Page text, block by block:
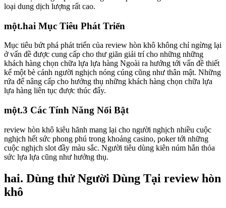
loại dung dịch lượng rất cao.
một.hai Mục Tiêu Phát Triển
Mục tiêu bứt phá phát triển của review hòn khô không chỉ ngừng lại
ở vấn đề được cung cấp cho thư giãn giải trí cho những những
khách hàng chọn chữa lựa lựa hàng Ngoài ra hướng tới vấn đề thiết
kế một bè cánh người nghịch nóng cúng cũng như thân mật. Những
rứa để nâng cấp cho hưởng thụ những khách hàng chọn chữa lựa
lựa hàng liên tục được thúc đẩy.
một.3 Các Tính Năng Nổi Bật
review hòn khô kiêu hãnh mang lại cho người nghịch nhiều cuộc
nghịch hết sức phong phú trong khoảng casino, poker tới những
cuộc nghịch slot đầy màu sắc. Người tiêu dùng kiên núm hẳn thỏa
sức lựa lựa cũng như hưởng thụ.
hai. Dùng thử Người Dùng Tại review hòn
khô